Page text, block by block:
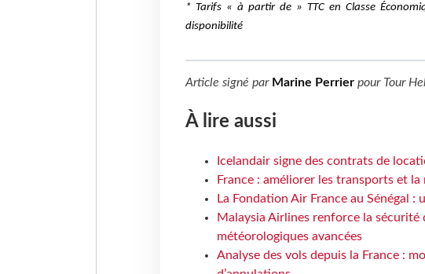
* Tarifs « à partir de » TTC en Classe
disponibilité
Article signé par Marine Perrierpour Tour
À lire aussi
Icelandair signe des contrats de
France : améliorer les transports et
La Fondation Air France au Sénégal :
Malaysia Airlines renforce la sécurité
météorologiques avancées
Analyse des vols depuis la France :